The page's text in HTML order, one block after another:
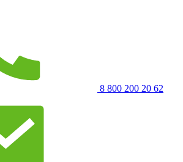
8 800 200 20 62